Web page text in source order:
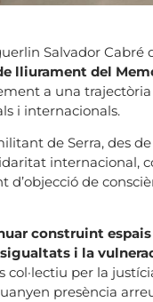
Salvador
lliurament del
a una
i internacionals.
de Serra, des
internacional,
de
construint
i la
per la
presència